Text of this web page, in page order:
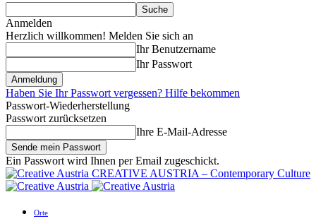
Anmelden
Herzlich willkommen! Melden Sie sich an
Ihr Benutzername
Ihr Passwort
Haben Sie Ihr Passwort vergessen? Hilfe bekommen
Passwort-Wiederherstellung
Passwort zurücksetzen
Ihre E-Mail-Adresse
Ein Passwort wird Ihnen per Email zugeschickt.
CREATIVE AUSTRIA – Contemporary Culture
Orte